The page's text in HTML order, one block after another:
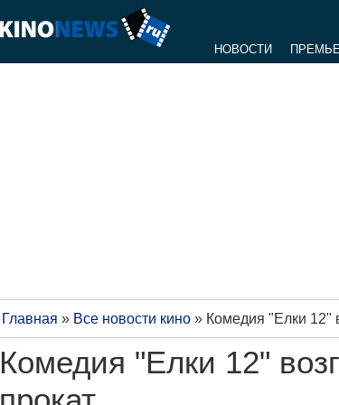
НОВОСТИ
Главная » Все новости кино» Комедия "Елки 12"
Комедия "Елки 12"